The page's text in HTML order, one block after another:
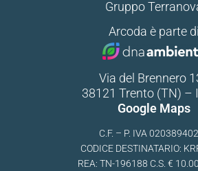
Gruppo
Via del Brennero
38121 Trento (TN) –
Google Maps
Arcoda è parte di
C.F. – P. IVA
CODICE DESTINATARIO:
REA: TN-196188 C.S. €